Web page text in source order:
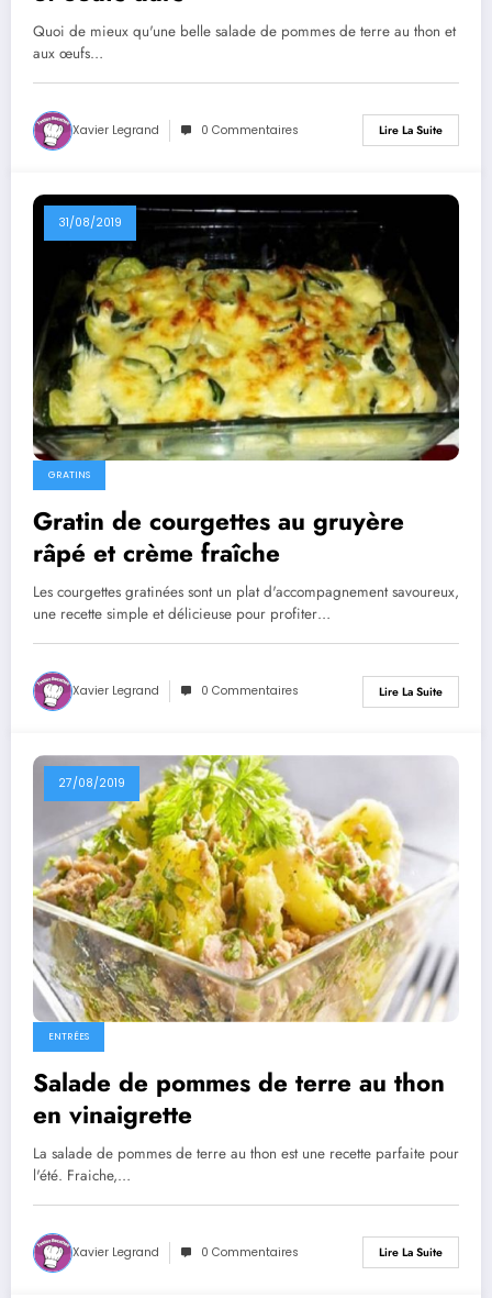
Quoi de mieux qu'une belle salade de pommes de terre au thon et
aux œufs…
Xavier Legrand 0 Commentaires Lire La Suite
31/08/2019
GRATINS
Gratin de courgettes au gruyère
râpé et crème fraîche
Les courgettes gratinées sont un plat d'accompagnement savoureux,
une recette simple et délicieuse pour profiter…
Xavier Legrand 0 Commentaires Lire La Suite
27/08/2019
ENTRÉES
Salade de pommes de terre au thon
en vinaigrette
La salade de pommes de terre au thon est une recette parfaite pour
l'été. Fraiche,…
Xavier Legrand 0 Commentaires Lire La Suite